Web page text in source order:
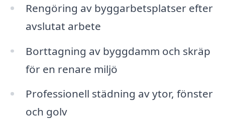
Rengöring av byggarbetsplatser efter
avslutat arbete
Borttagning av byggdamm och skräp
för en renare miljö
Professionell städning av ytor, fönster
och golv